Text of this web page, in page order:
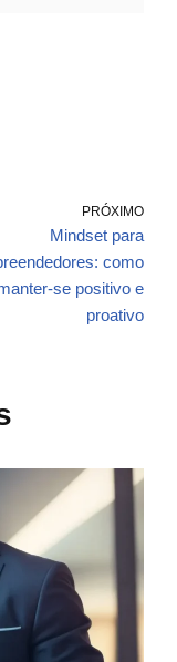
PRÓXIMO
Mindset para
como
se positivo e
proativo